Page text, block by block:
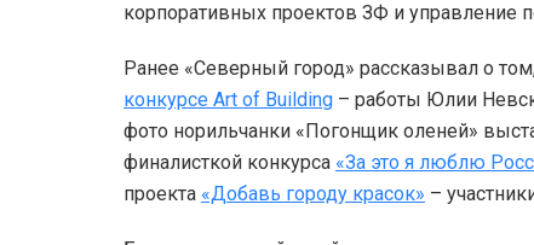
корпоративных проектов ЗФ и управление
Ранее «Северный город» рассказывал о
конкурсе Art of Building – работы Юлии
фото норильчанки «Погонщик оленей»
финалисткой конкурса «За это я люблю
проекта «Добавь городу красок» –